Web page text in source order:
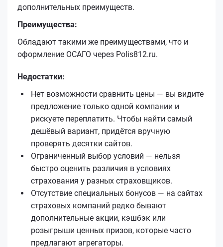
дополнительных преимуществ.
Преимущества:
Обладают такими же преимуществами, что и
оформление ОСАГО через Polis812.ru.
Недостатки:
Нет возможности сравнить цены — вы видите
предложение только одной компании и
рискуете переплатить. Чтобы найти самый
дешёвый вариант, придётся вручную
проверять десятки сайтов.
Ограниченный выбор условий — нельзя
быстро оценить различия в условиях
страхования у разных страховщиков.
Отсутствие специальных бонусов — на сайтах
страховых компаний редко бывают
дополнительные акции, кэшбэк или
розыгрыши ценных призов, которые часто
предлагают агрегаторы.